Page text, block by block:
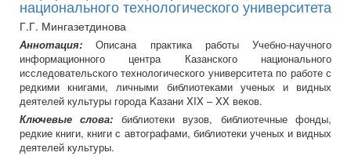
национального технологического университета
Г.Г. Мингазетдинова
Аннотация:Описана практика работы Учебно-научного
информационного центра Казанского национального
исследовательского технологического университета по работе с
редкими книгами, личными библиотеками ученых и видных
деятелей культуры города Kазани XIX – XX веков.
Ключевые слова: библиотеки вузов, библиотечные фонды,
редкие книги, книги с автографами, библиотеки ученых и видных
деятелей культуры.